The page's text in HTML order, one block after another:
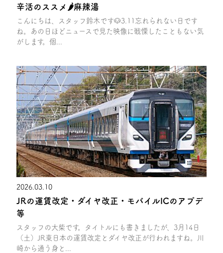
辛活のススメ🌶麻辣湯
こんにちは、スタッフ鈴木です🐶3.11忘れられない日です
ね。あの日ほどニュースで見た映像に戦慄したこともない気
がします。個...
2026.03.10
JRの運賃改定・ダイヤ改正・モバイルICのアプデ
等
スタッフの大柴です。タイトルにも書きましたが、3月14日
（土）JR東日本の運賃改定とダイヤ改正が行われますね。川
崎から通う身と...